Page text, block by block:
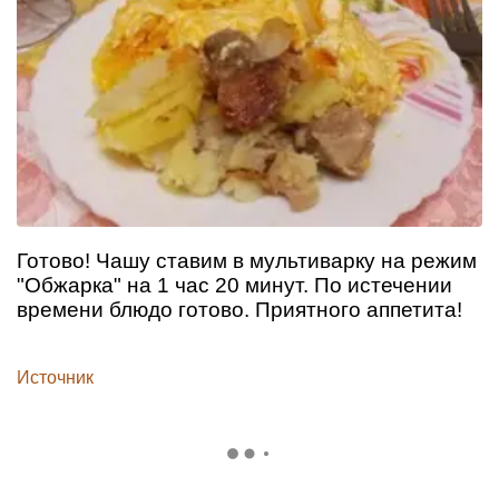
Готово! Чашу ставим в мультиварку на режим
"Обжарка" на 1 час 20 минут. По истечении
времени блюдо готово. Приятного аппетита!
Источник